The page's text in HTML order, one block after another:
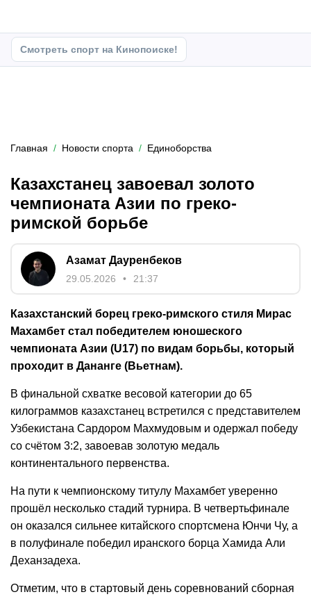
Смотреть спорт на Кинопоиске!
Главная Новости спорта Единоборства
Казахстанец завоевал золото
чемпионата Азии по греко-
римской борьбе
Азамат Дауренбеков
29.05.2026 21:37
Казахстанский борец греко-римского стиля Мирас
Махамбет стал победителем юношеского
чемпионата Азии (U17) по видам борьбы, который
проходит в Дананге (Вьетнам).
В финальной схватке весовой категории до 65
килограммов казахстанец встретился с представителем
Узбекистана Сардором Махмудовым и одержал победу
со счётом 3:2, завоевав золотую медаль
континентального первенства.
На пути к чемпионскому титулу Махамбет уверенно
прошёл несколько стадий турнира. В четвертьфинале
он оказался сильнее китайского спортсмена Юнчи Чу, а
в полуфинале победил иранского борца Хамида Али
Деханзадеха.
Отметим, что в стартовый день соревнований сборная